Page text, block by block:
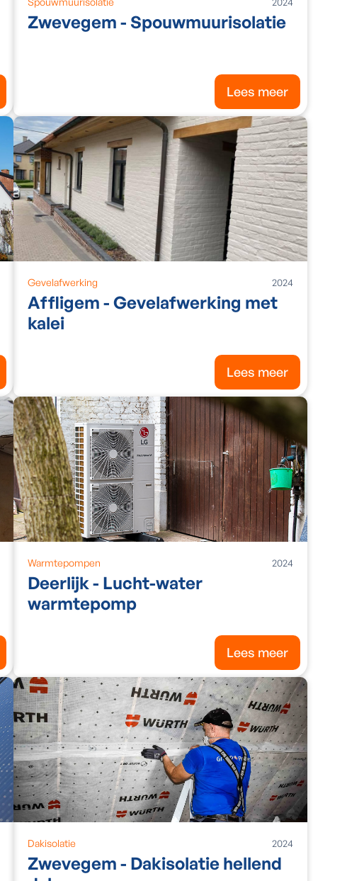
Zwevegem - Spouwmuurisolatie
Lees meer
Gevelafwerking 2024
Affligem - Gevelafwerking met
kalei
Lees meer
Warmtepompen 2024
Deerlijk - Lucht-water
warmtepomp
Lees meer
Dakisolatie 2024
Zwevegem - Dakisolatie hellend